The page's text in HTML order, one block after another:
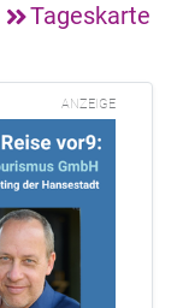
Tageskarte
ANZEIGE